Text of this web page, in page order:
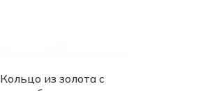
Кольцо из золота с